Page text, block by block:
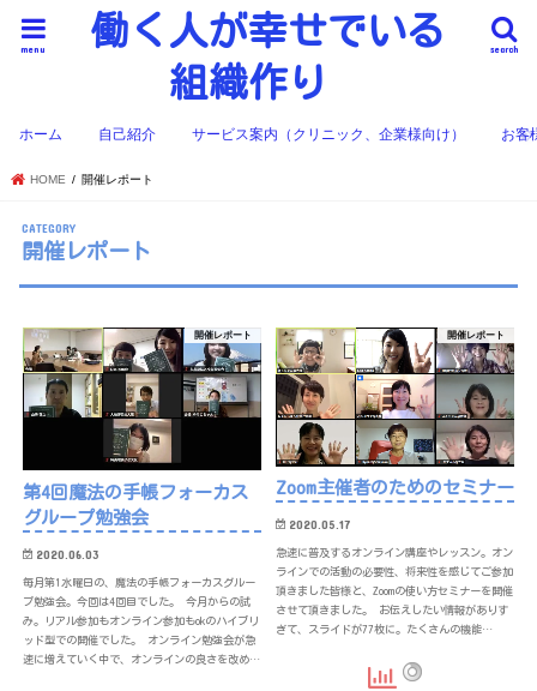
働く人が幸せでいる
組織作り
search
menu
ホーム 自己紹介 サービス案内（クリニック、企業様向け） お客
HOME 開催レポート
開催レポート
開催レポート
第4回魔法の手帳フォーカス
グループ勉強会
2020.06.03
毎月第1水曜日の、魔法の手帳フォーカスグルー
プ勉強会。今回は4回目でした。 今月からの試
み。リアル参加もオンライン参加もokのハイブリ
ッド型での開催でした。 オンライン勉強会が急
速に増えていく中で、オンラインの良さを改め…
開催レポート
Zoom主催者のためのセミナー
2020.05.17
急速に普及するオンライン講座やレッスン。オン
ラインでの活動の必要性、将来性を感じてご参加
頂きました皆様と、Zoomの使い方セミナーを開催
させて頂きました。 お伝えしたい情報がありす
ぎて、スライドが77枚に。たくさんの機能…